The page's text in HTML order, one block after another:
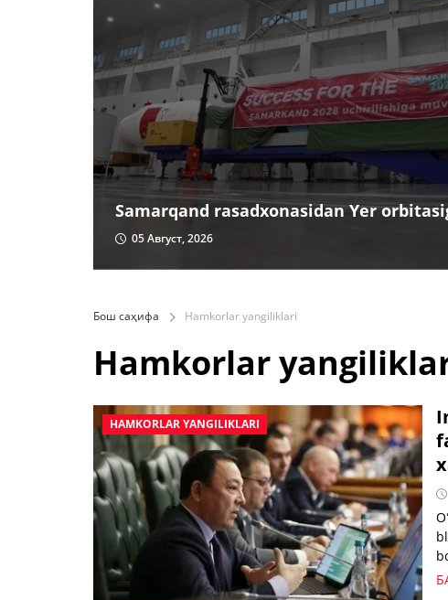
Samarqand rasadxonasidan Yer
05 Август, 2026
Бош саҳифа Hamkorlar yangiliklari
Hamkorlar
HAMKORLAR YANGILIKLARI